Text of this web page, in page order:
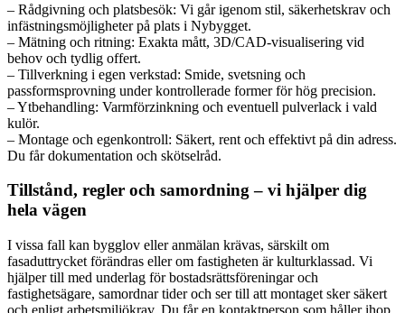
– Rådgivning och platsbesök: Vi går igenom stil, säkerhetskrav och
infästningsmöjligheter på plats i Nybygget.
– Mätning och ritning: Exakta mått, 3D/CAD-visualisering vid
behov och tydlig offert.
– Tillverkning i egen verkstad: Smide, svetsning och
passformsprovning under kontrollerade former för hög precision.
– Ytbehandling: Varmförzinkning och eventuell pulverlack i vald
kulör.
– Montage och egenkontroll: Säkert, rent och effektivt på din adress.
Du får dokumentation och skötselråd.
Tillstånd, regler och samordning – vi hjälper dig
hela vägen
I vissa fall kan bygglov eller anmälan krävas, särskilt om
fasaduttrycket förändras eller om fastigheten är kulturklassad. Vi
hjälper till med underlag för bostadsrättsföreningar och
fastighetsägare, samordnar tider och ser till att montaget sker säkert
och enligt arbetsmiljökrav. Du får en kontaktperson som håller ihop